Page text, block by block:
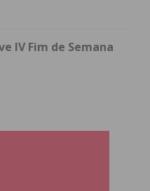
IV Fim de Semana